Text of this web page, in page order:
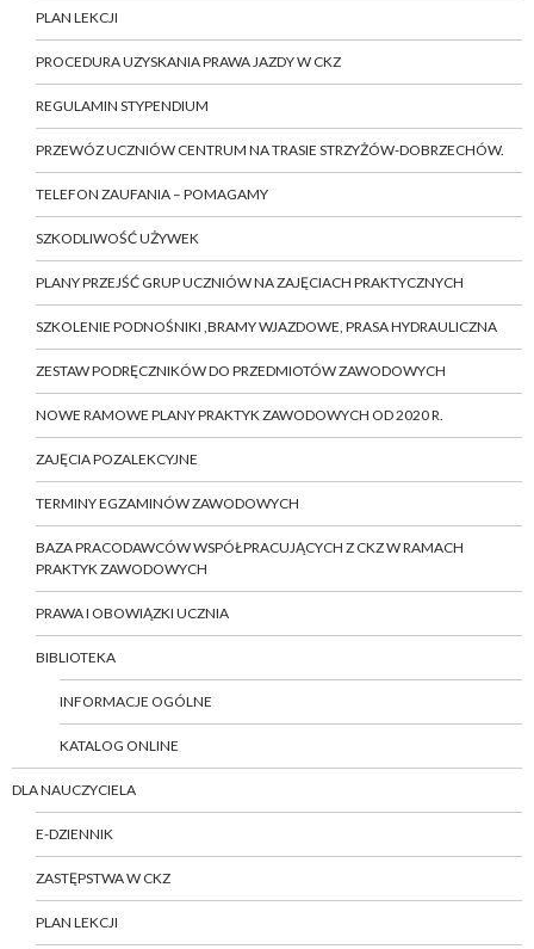
PLAN LEKCJI
PROCEDURA UZYSKANIA PRAWA JAZDY W CKZ
REGULAMIN STYPENDIUM
PRZEWÓZ UCZNIÓW CENTRUM NA TRASIE STRZYŻÓW-DOBRZECHÓW.
TELEFON ZAUFANIA – POMAGAMY
SZKODLIWOŚĆ UŻYWEK
PLANY PRZEJŚĆ GRUP UCZNIÓW NA ZAJĘCIACH PRAKTYCZNYCH
SZKOLENIE PODNOŚNIKI ,BRAMY WJAZDOWE, PRASA HYDRAULICZNA
ZESTAW PODRĘCZNIKÓW DO PRZEDMIOTÓW ZAWODOWYCH
NOWE RAMOWE PLANY PRAKTYK ZAWODOWYCH OD 2020 R.
ZAJĘCIA POZALEKCYJNE
TERMINY EGZAMINÓW ZAWODOWYCH
BAZA PRACODAWCÓW WSPÓŁPRACUJĄCYCH Z CKZ W RAMACH
PRAKTYK ZAWODOWYCH
PRAWA I OBOWIĄZKI UCZNIA
BIBLIOTEKA
INFORMACJE OGÓLNE
KATALOG ONLINE
DLA NAUCZYCIELA
E-DZIENNIK
ZASTĘPSTWA W CKZ
PLAN LEKCJI